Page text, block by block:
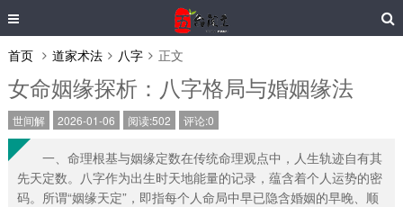
首页 道家术法 八字 正文
女命姻缘探析：八字格局与婚姻缘法
世间解 2026-01-06 阅读:502 评论:0
一、命理根基与姻缘定数在传统命理观点中，人生轨迹自有其
先天定数。八字作为出生时天地能量的记录，蕴含着个人运势的密
码。所谓“姻缘天定”，即指每个人命局中早已隐含婚姻的早晚、顺